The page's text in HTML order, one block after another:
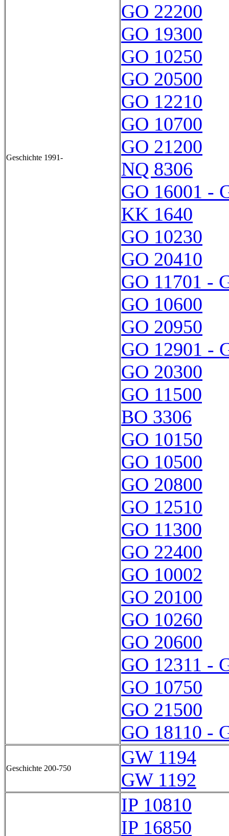
Geschichte 1991-
GO 22200
GO 19300
GO 10250
GO 20500
GO 12210
GO 10700
GO 21200
NQ 8306
GO 16001 -
KK 1640
GO 10230
GO 20410
GO 11701 -
GO 10600
GO 20950
GO 12901 -
GO 20300
GO 11500
BO 3306
GO 10150
GO 10500
GO 20800
GO 12510
GO 11300
GO 22400
GO 10002
GO 20100
GO 10260
GO 20600
GO 12311 -
GO 10750
GO 21500
GO 18110 -
Geschichte 200-750
GW 1194
GW 1192
IP 10810
IP 16850